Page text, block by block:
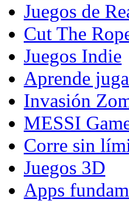
Juegos de
Cut The
Juegos Indie
Aprende
Invasión
MESSI
Corre sin
Juegos 3D
Apps